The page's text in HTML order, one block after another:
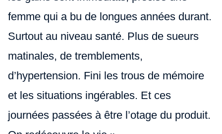
femme qui a bu de longues années durant.
Surtout au niveau santé. Plus de sueurs
matinales, de tremblements,
d’hypertension. Fini les trous de mémoire
et les situations ingérables. Et ces
journées passées à être l’otage du produit.